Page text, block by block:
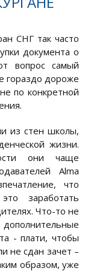
СНГ так часто
документа о
вопрос самый
гораздо дороже
по конкретной
из стен школы,
жизни.
они чаще
Alma
что
заработать
Что-то не
- плати, чтобы
не сдан зачет –
образом, уже